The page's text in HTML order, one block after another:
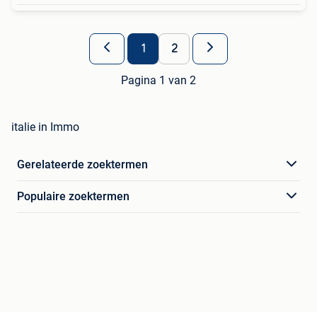
1 2
Pagina 1 van 2
italie in Immo
Gerelateerde zoektermen
Populaire zoektermen